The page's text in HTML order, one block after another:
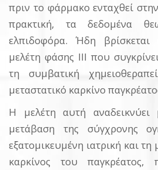
πριν το φάρμακο ενταχθεί
πρακτική, τα δεδομένα
ελπιδοφόρα. Ήδη βρίσκεται
μελέτη φάσης III που
τη συμβατική
μεταστατικό καρκίνο
Η μελέτη αυτή
μετάβαση της σύγχρονης
εξατομικευμένη ιατρική και
καρκίνος του